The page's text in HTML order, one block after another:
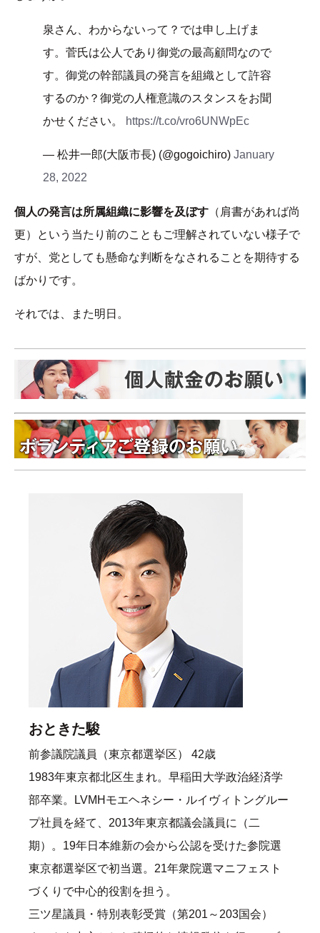
泉さん、わからないって？では申し上げま
す。菅氏は公人であり御党の最高顧問なので
す。御党の幹部議員の発言を組織として許容
するのか？御党の人権意識のスタンスをお聞
かせください。
https://t.co/vro6UNWpEc
— 松井一郎(大阪市長) (@gogoichiro) January
28, 2022
個人の発言は所属組織に影響を及ぼす （肩書があれば尚
更）という当たり前のこともご理解されていない様子で
すが、党としても懸命な判断をなされることを期待する
ばかりです。
それでは、また明日。
おときた駿
前参議院議員（東京都選挙区） 42歳
1983年東京都北区生まれ。早稲田大学政治経済学
部卒業。LVMHモエヘネシー・ルイヴィトングルー
プ社員を経て、2013年東京都議会議員に（二
期）。19年日本維新の会から公認を受けた参院選
東京都選挙区で初当選。21年衆院選マニフェスト
づくりで中心的役割を担う。
三ツ星議員・特別表彰受賞（第201～203国会）